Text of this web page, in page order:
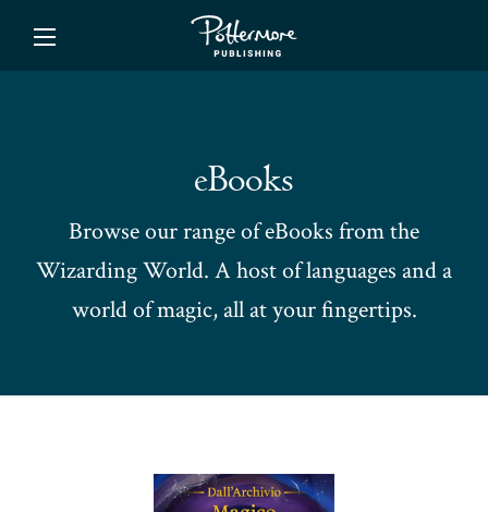
eBooks
Browse our range of eBooks from the
Wizarding World. A host of languages and a
world of magic, all at your fingertips.